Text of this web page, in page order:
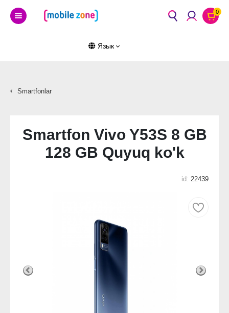
0
Язык
Smartfonlar
Smartfon Vivo Y53S 8 GB
128 GB Quyuq ko'k
id: 22439